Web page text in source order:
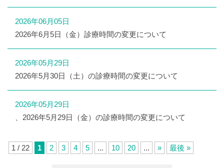
2026年06月05日
2026年6月5日（金）診療時間の変更について
2026年05月29日
2026年5月30日（土）の診療時間の変更について
2026年05月29日
、2026年5月29日（金）の診療時間の変更について
1 / 22 1 2 3 4 5 ... 10 20 ... » 最後 »